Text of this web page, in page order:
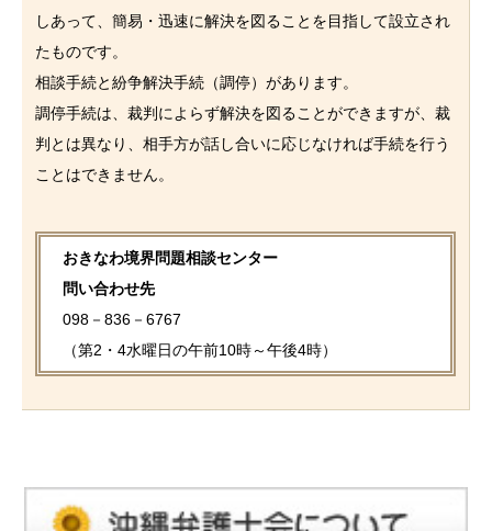
しあって、簡易・迅速に解決を図ることを目指して設立され
たものです。
相談手続と紛争解決手続（調停）があります。
調停手続は、裁判によらず解決を図ることができますが、裁
判とは異なり、相手方が話し合いに応じなければ手続を行う
ことはできません。
おきなわ境界問題相談センター
問い合わせ先
098－836－6767
（第2・4水曜日の午前10時～午後4時）